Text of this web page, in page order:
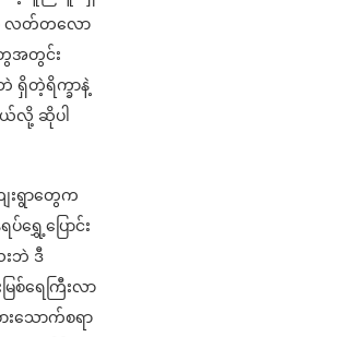
လတ်တလော
အတွင်း
ရှိတဲ့ရိက္ခာနဲ့
ယ်လို့ ဆိုပါ
းရွာတွေက
ရွှေ့ပြောင်း
းဘဲ ဒီ
ြစ်ရေကြီးလာ
းသောက်စရာ